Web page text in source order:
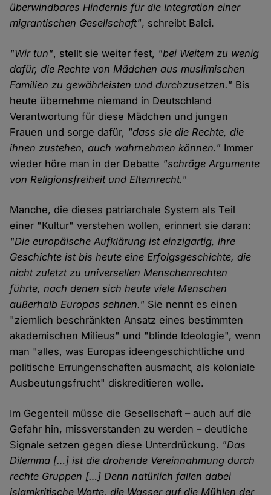
überwindbares Hindernis für die Integration einer
migrantischen Gesellschaft", schreibt Balci.
"Wir tun", stellt sie weiter fest, "bei Weitem zu wenig
dafür, die Rechte von Mädchen aus muslimischen
Familien zu gewährleisten und durchzusetzen." Bis
heute übernehme niemand in Deutschland
Verantwortung für diese Mädchen und jungen
Frauen und sorge dafür, "dass sie die Rechte, die
ihnen zustehen, auch wahrnehmen können." Immer
wieder höre man in der Debatte "schräge Argumente
von Religionsfreiheit und Elternrecht."
Manche, die dieses patriarchale System als Teil
einer "Kultur" verstehen wollen, erinnert sie daran:
"Die europäische Aufklärung ist einzigartig, ihre
Geschichte ist bis heute eine Erfolgsgeschichte, die
nicht zuletzt zu universellen Menschenrechten
führte, nach denen sich heute viele Menschen
außerhalb Europas sehnen." Sie nennt es einen
"ziemlich beschränkten Ansatz eines bestimmten
akademischen Milieus" und "blinde Ideologie", wenn
man "alles, was Europas ideengeschichtliche und
politische Errungenschaften ausmacht, als koloniale
Ausbeutungsfrucht" diskreditieren wolle.
Im Gegenteil müsse die Gesellschaft – auch auf die
Gefahr hin, missverstanden zu werden – deutliche
Signale setzen gegen diese Unterdrückung. "Das
Dilemma […] ist die drohende Vereinnahmung durch
rechte Gruppen […] Denn natürlich fallen dabei
islamkritische Worte, die Wasser auf die Mühlen der